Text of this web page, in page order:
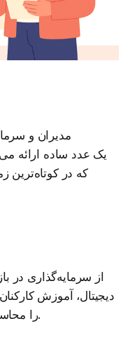
مدیران و
که در کوتاه‌ترین
از سرمایه‌گذاری در
دیجیتال، آموزش
جا می‌توان ROI را محاسبه و استفاده کرد.